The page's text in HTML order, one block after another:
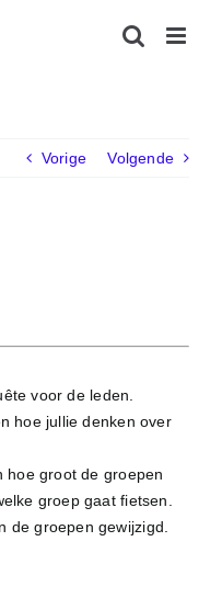
Vorige Volgende
voor de leden.
hoe jullie denken over
hoe groot de groepen
groep gaat fietsen.
de groepen gewijzigd.